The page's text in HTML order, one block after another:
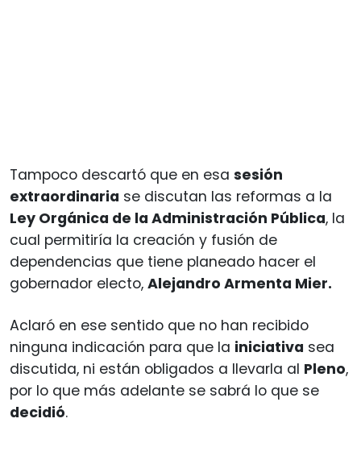
Tampoco descartó que en esa sesión
extraordinaria se discutan las reformas a la
Ley Orgánica de la Administración Pública, la
cual permitiría la creación y fusión de
dependencias que tiene planeado hacer el
gobernador electo, Alejandro Armenta Mier.
Aclaró en ese sentido que no han recibido
ninguna indicación para que la iniciativa sea
discutida, ni están obligados a llevarla al Pleno,
por lo que más adelante se sabrá lo que se
decidió.